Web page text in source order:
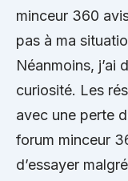
minceur 360
pas à ma
Néanmoins, j’ai
curiosité. Les
avec une perte
forum minceur
d’essayer